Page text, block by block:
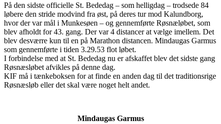
På den sidste officielle St. Bededag – som helligdag – trodsede 84
løbere den stride modvind fra øst, på deres tur mod Kalundborg,
hvor der var mål i Munkesøen – og gennemførte Røsnæløbet, som
blev afholdt for 43. gang. Der var 4 distancer at vælge imellem. Det
blev desværre kun til en på Marathon distancen. Mindaugas Garmus
som gennemførte i tiden 3.29.53 flot løbet.
I forbindelse med at St. Bededag nu er afskaffet blev det sidste gang
Røsnæsløbet afvikles på denne dag.
KIF må i tænkeboksen for at finde en anden dag til det traditionsrige
Røsnæsløb eller det skal være noget helt andet.
Mindaugas Garmus